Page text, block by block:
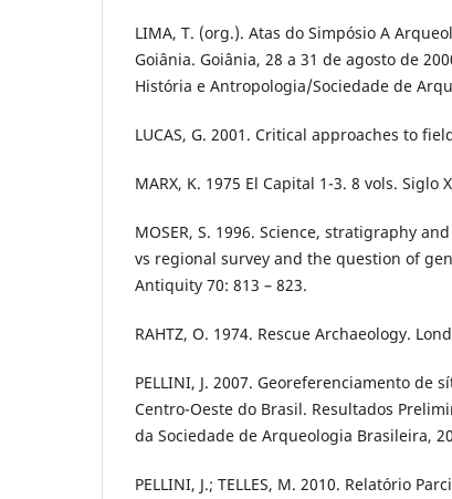
LIMA, T. (org.). Atas do Simpósio A
Goiânia. Goiânia, 28 a 31 de agosto de
História e Antropologia/Sociedade de
LUCAS, G. 2001. Critical approaches to
MARX, K. 1975 El Capital 1-3. 8 vols. Siglo
MOSER, S. 1996. Science, stratigraphy
vs regional survey and the question of
Antiquity 70: 813 – 823.
RAHTZ, O. 1974. Rescue Archaeology.
PELLINI, J. 2007. Georeferenciamento de
Centro-Oeste do Brasil. Resultados
da Sociedade de Arqueologia Brasileira,
PELLINI, J.; TELLES, M. 2010. Relatório